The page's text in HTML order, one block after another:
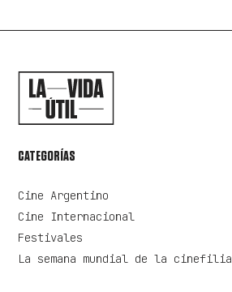
CATEGORÍAS
Cine Argentino
Cine Internacional
Festivales
La semana mundial de la cinefilia